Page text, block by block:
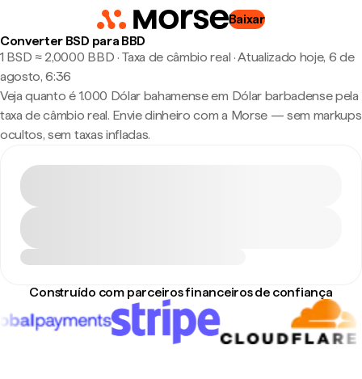
Baixar
Converter BSD para BBD
1 BSD ≈ 2,0000 BBD · Taxa de câmbio real ·Atualizado hoje, 6 de
agosto, 6:36
Veja quanto é 1.000 Dólar bahamense em Dólar barbadense pela
taxa de câmbio real. Envie dinheiro com a Morse — sem markups
ocultos, sem taxas infladas.
Construído com parceiros financeiros de confiança